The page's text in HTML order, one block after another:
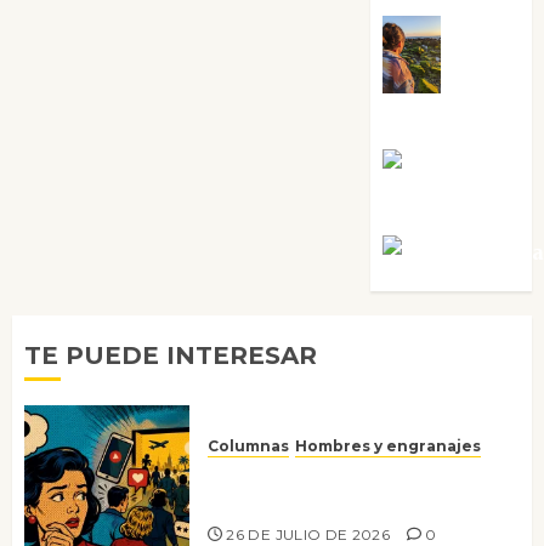
TE PUEDE INTERESAR
Columnas Hombres y engranajes
26 DE JULIO DE 2026 0